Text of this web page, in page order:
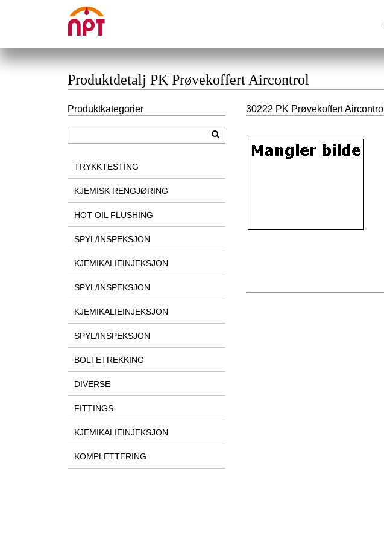
Produktdetalj PK Prøvekoffert Aircontrol
30222 PK Prøvekoffert Aircontrol
Produktkategorier
TRYKKTESTING
KJEMISK RENGJØRING
HOT OIL FLUSHING
SPYL/INSPEKSJON
KJEMIKALIEINJEKSJON
SPYL/INSPEKSJON
KJEMIKALIEINJEKSJON
SPYL/INSPEKSJON
BOLTETREKKING
DIVERSE
FITTINGS
KJEMIKALIEINJEKSJON
KOMPLETTERING